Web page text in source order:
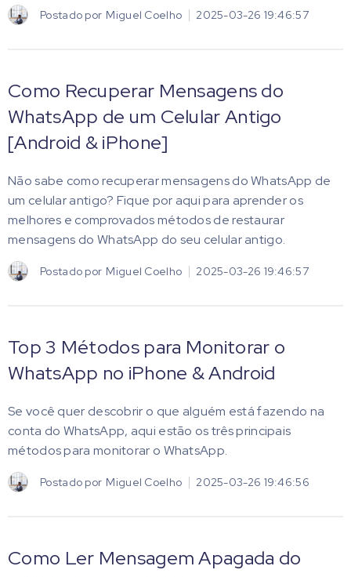
Postado por Miguel Coelho 2025-03-26 19:46:57
Como Recuperar Mensagens do
WhatsApp de um Celular Antigo
[Android & iPhone]
Não sabe como recuperar mensagens do WhatsApp de
um celular antigo? Fique por aqui para aprender os
melhores e comprovados métodos de restaurar
mensagens do WhatsApp do seu celular antigo.
Postado por Miguel Coelho 2025-03-26 19:46:57
Top 3 Métodos para Monitorar o
WhatsApp no iPhone & Android
Se você quer descobrir o que alguém está fazendo na
conta do WhatsApp, aqui estão os três principais
métodos para monitorar o WhatsApp.
Postado por Miguel Coelho 2025-03-26 19:46:56
Como Ler Mensagem Apagada do